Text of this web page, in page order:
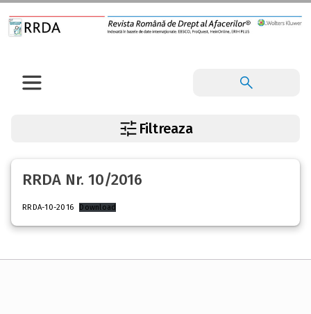
Filtreaza
RRDA Nr. 10/2016
RRDA-10-2016 Download